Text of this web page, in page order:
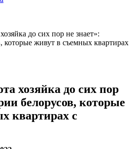
до сих пор не знает»:
которые живут в съемных квартирах
хозяйка до сих пор
белорусов, которые
квартирах с